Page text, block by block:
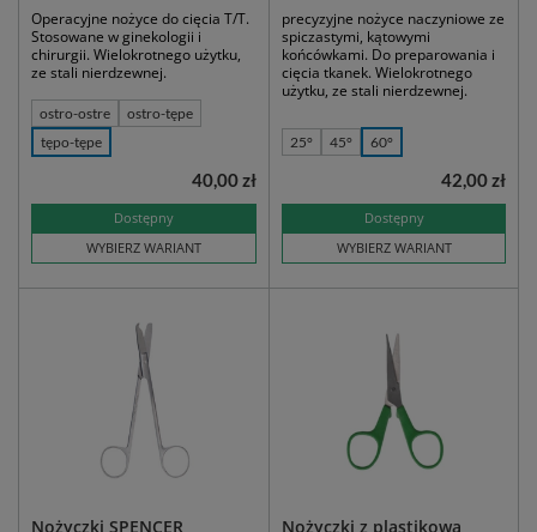
Operacyjne nożyce do cięcia T/T.
Stosowane w ginekologii i
chirurgii. Wielokrotnego użytku,
ze stali nierdzewnej.
ostro-ostre
ostro-tępe
tępo-tępe
Dostępny
WYBIERZ WARIANT
40,00 zł
precyzyjne nożyce naczyniowe ze
spiczastymi, kątowymi
końcówkami. Do preparowania i
cięcia tkanek. Wielokrotnego
użytku, ze stali nierdzewnej.
25° 45° 60°
Dostępny
WYBIERZ WARIANT
42,00 zł
Nożyczki SPENCER
Nożyczki z plastikową